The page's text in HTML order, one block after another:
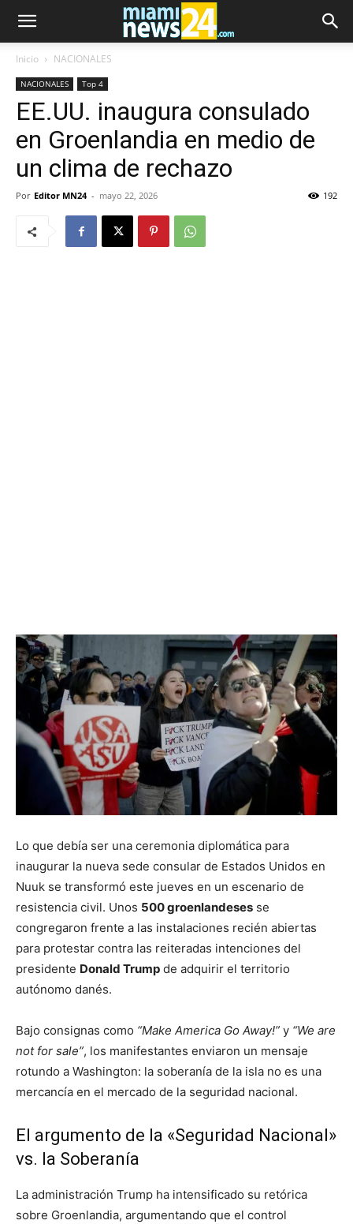
Inicio NACIONALES
NACIONALES Top 4
EE.UU. inaugura consulado
en Groenlandia en medio de
un clima de rechazo
Por Editor MN24 - mayo 22, 2026 192
Lo que debía ser una ceremonia diplomática para
inaugurar la nueva sede consular de Estados Unidos en
Nuuk se transformó este jueves en un escenario de
resistencia civil. Unos 500 groenlandeses se
congregaron frente a las instalaciones recién abiertas
para protestar contra las reiteradas intenciones del
presidente Donald Trump de adquirir el territorio
autónomo danés.
Bajo consignas como “Make America Go Away!” y “We are
not for sale”, los manifestantes enviaron un mensaje
rotundo a Washington: la soberanía de la isla no es una
mercancía en el mercado de la seguridad nacional.
El argumento de la «Seguridad Nacional»
vs. la Soberanía
La administración Trump ha intensificado su retórica
sobre Groenlandia, argumentando que el control